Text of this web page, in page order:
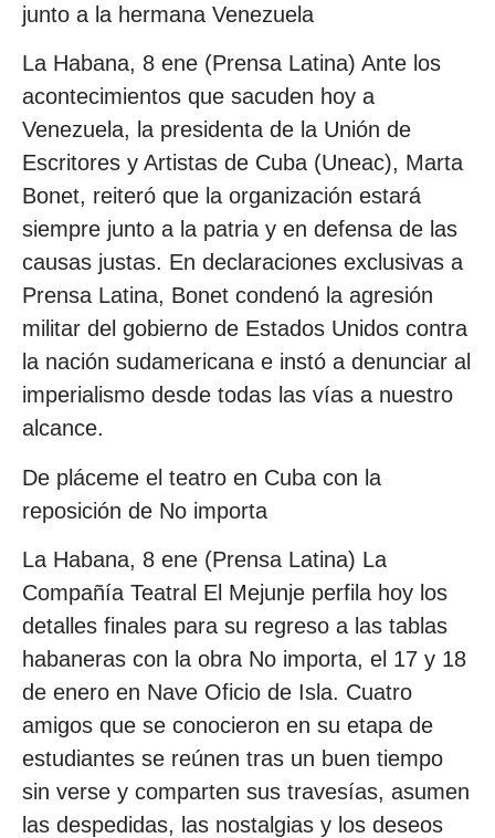
junto a la hermana Venezuela
La Habana, 8 ene (Prensa Latina) Ante los
acontecimientos que sacuden hoy a
Venezuela, la presidenta de la Unión de
Escritores y Artistas de Cuba (Uneac), Marta
Bonet, reiteró que la organización estará
siempre junto a la patria y en defensa de las
causas justas. En declaraciones exclusivas a
Prensa Latina, Bonet condenó la agresión
militar del gobierno de Estados Unidos contra
la nación sudamericana e instó a denunciar al
imperialismo desde todas las vías a nuestro
alcance.
De pláceme el teatro en Cuba con la
reposición de No importa
La Habana, 8 ene (Prensa Latina) La
Compañía Teatral El Mejunje perfila hoy los
detalles finales para su regreso a las tablas
habaneras con la obra No importa, el 17 y 18
de enero en Nave Oficio de Isla. Cuatro
amigos que se conocieron en su etapa de
estudiantes se reúnen tras un buen tiempo
sin verse y comparten sus travesías, asumen
las despedidas, las nostalgias y los deseos